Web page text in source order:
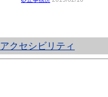
アクセシビリティ